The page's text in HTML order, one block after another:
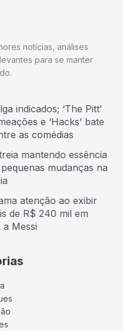
notícias, análises
para se manter
indicados; ‘The Pitt’
e ‘Hacks’ bate
as comédias
mantendo essência
mudanças na
atenção ao exibir
de R$ 240 mil em
a Messi